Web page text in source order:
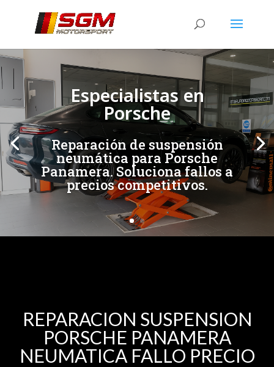
Especialistas en
Porsche
Reparación de suspensión
neumática para Porsche
Panamera. Soluciona fallos a
precios competitivos.
[/et_pb_slide]
REPARACION SUSPENSION
PORSCHE PANAMERA
NEUMATICA FALLO PRECIO